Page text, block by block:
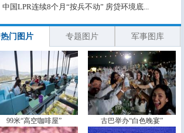
中国LPR连续8个月“按兵不动” 房贷环境底...
热门图片 专题图片 军事图库
99米“高空咖啡屋” 古巴举办“白色晚宴”